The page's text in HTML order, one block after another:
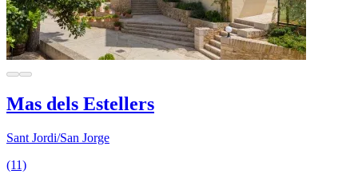
Mas dels Estellers
Sant Jordi/San Jorge
(11)